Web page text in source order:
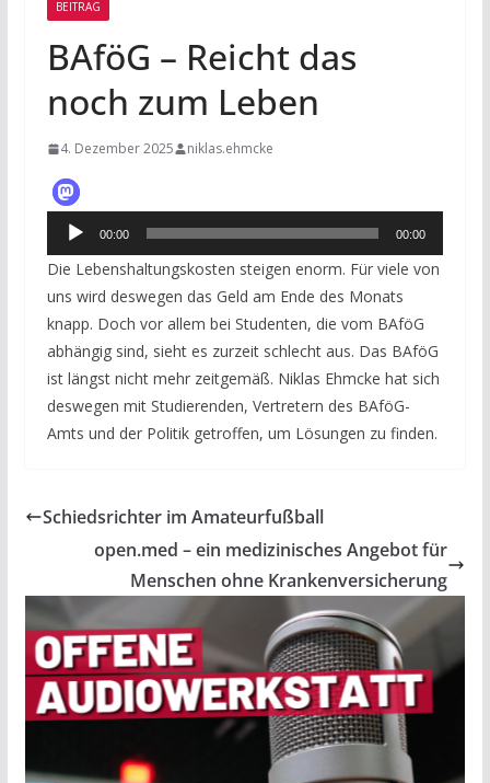
BEITRAG
BAföG – Reicht das
noch zum Leben
4. Dezember 2025 niklas.ehmcke
Audio-
Player
00:00 00:00
Die Lebenshaltungskosten steigen enorm. Für viele von
uns wird deswegen das Geld am Ende des Monats
knapp. Doch vor allem bei Studenten, die vom BAföG
abhängig sind, sieht es zurzeit schlecht aus. Das BAföG
ist längst nicht mehr zeitgemäß. Niklas Ehmcke hat sich
deswegen mit Studierenden, Vertretern des BAföG-
Amts und der Politik getroffen, um Lösungen zu finden.
Schiedsrichter im Amateurfußball
open.med – ein medizinisches Angebot für
Menschen ohne Krankenversicherung